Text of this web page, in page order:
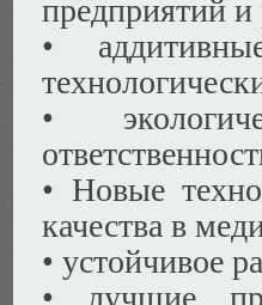
предприятий и
•
•
• Новые
качества в
• устойчивое
•
лучшие